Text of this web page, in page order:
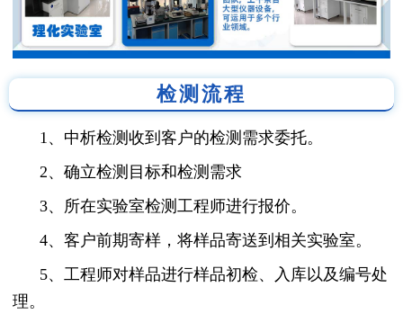
检测流程
1、中析检测收到客户的检测需求委托。
2、确立检测目标和检测需求
3、所在实验室检测工程师进行报价。
4、客户前期寄样，将样品寄送到相关实验室。
5、工程师对样品进行样品初检、入库以及编号处
理。